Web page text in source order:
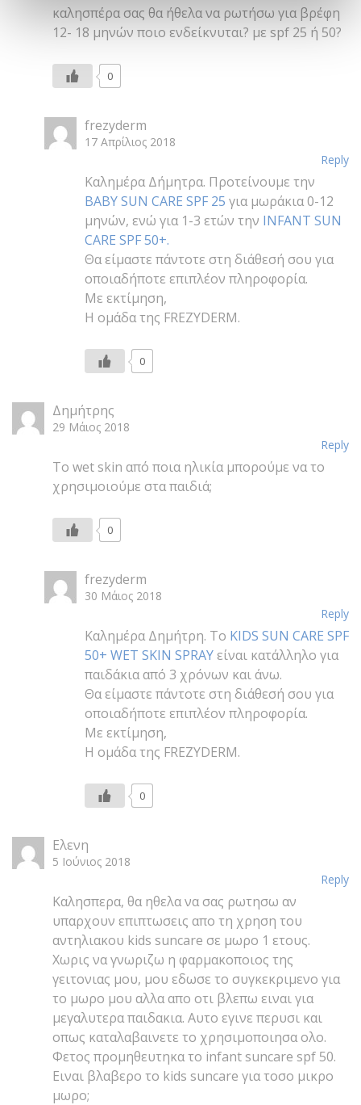
καλησπέρα σας θα ήθελα να ρωτήσω για βρέφη
12- 18 μηνών ποιο ενδείκνυται? με spf 25 ή 50?
0
frezyderm
17 Απρίλιος 2018
Reply
Καλημέρα Δήμητρα. Προτείνουμε την
BABY SUN CARE SPF 25 για μωράκια 0-12
μηνών, ενώ για 1-3 ετών την INFANT SUN
CARE SPF 50+.
Θα είμαστε πάντοτε στη διάθεσή σου για
οποιαδήποτε επιπλέον πληροφορία.
Με εκτίμηση,
Η ομάδα της FREZYDERM.
0
Δημήτρης
29 Μάιος 2018
Reply
Το wet skin από ποια ηλικία μπορούμε να το
χρησιμοιούμε στα παιδιά;
0
frezyderm
30 Μάιος 2018
Reply
Καλημέρα Δημήτρη. Το KIDS SUN CARE SPF
50+ WET SKIN SPRAY είναι κατάλληλο για
παιδάκια από 3 χρόνων και άνω.
Θα είμαστε πάντοτε στη διάθεσή σου για
οποιαδήποτε επιπλέον πληροφορία.
Με εκτίμηση,
Η ομάδα της FREZYDERM.
0
Ελενη
5 Ιούνιος 2018
Reply
Καλησπερα, θα ηθελα να σας ρωτησω αν
υπαρχουν επιπτωσεις απο τη χρηση του
αντηλιακου kids suncare σε μωρο 1 ετους.
Χωρις να γνωριζω η φαρμακοποιος της
γειτονιας μου, μου εδωσε το συγκεκριμενο για
το μωρο μου αλλα απο οτι βλεπω ειναι για
μεγαλυτερα παιδακια. Αυτο εγινε περυσι και
οπως καταλαβαινετε το χρησιμοποιησα ολο.
Φετος προμηθευτηκα το infant suncare spf 50.
Ειναι βλαβερο το kids suncare για τοσο μικρο
μωρο;